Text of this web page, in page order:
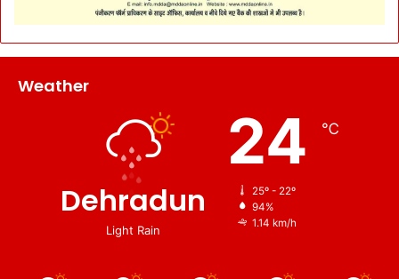
Weather
Dehradun
Light Rain
24 ℃
25º - 22º
94%
1.14 km/h